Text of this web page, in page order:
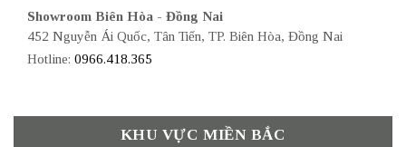
Showroom Biên Hòa - Đồng Nai
452 Nguyễn Ái Quốc, Tân Tiến, TP. Biên Hòa, Đồng Nai
Hotline: 0966.418.365
KHU VỰC MIỀN BẮC